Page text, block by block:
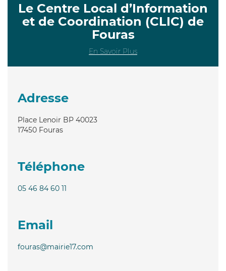
Le Centre Local d’Information
et de Coordination (CLIC) de
Fouras
En Savoir Plus
Adresse
Place Lenoir BP 40023
17450 Fouras
Téléphone
05 46 84 60 11
Email
fouras@mairie17.com